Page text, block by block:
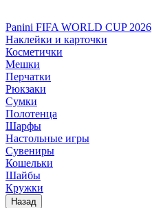
Panini FIFA WORLD CUP 2026
Наклейки и карточки
Косметички
Мешки
Перчатки
Рюкзаки
Сумки
Полотенца
Шарфы
Настольные игры
Сувениры
Кошельки
Шайбы
Кружки
Назад